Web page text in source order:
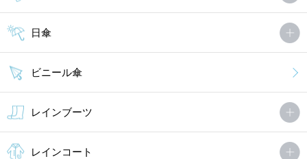
日傘
ビニール傘
レインブーツ
レインコート